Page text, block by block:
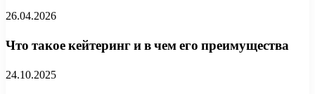
26.04.2026
Что такое кейтеринг и в чем его преимущества
24.10.2025